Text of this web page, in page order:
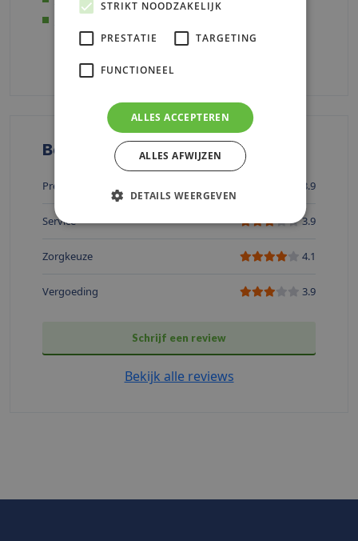
Alle zorgverzekeringen vergelijken
Beoordelingen
Premie 3.9
Service 3.9
Zorgkeuze 4.1
Vergoeding 3.9
Schrijf een review
Bekijk alle reviews
STRIKT NOODZAKELIJK
PRESTATIE TARGETING
FUNCTIONEEL
ALLES ACCEPTEREN
ALLES AFWIJZEN
DETAILS WEERGEVEN